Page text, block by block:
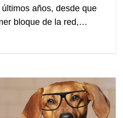
años, desde que
bloque de la red,…